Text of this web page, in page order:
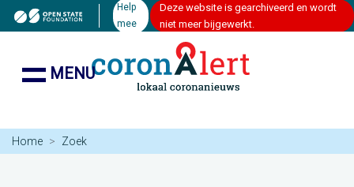
Help
mee
Deze website is gearchiveerd en wordt
niet meer bijgewerkt.
MENU
Home Zoek